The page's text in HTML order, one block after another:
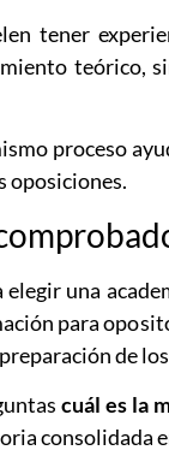
tener
teórico,
proceso
oposiciones.
una
para
de
cuál es la
consolidada